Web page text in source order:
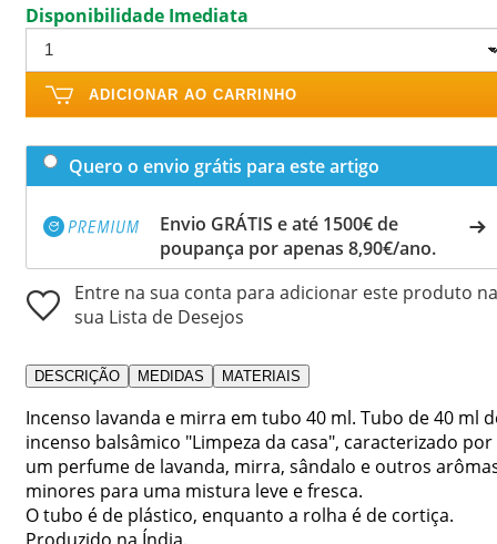
Disponibilidade Imediata
ADICIONAR AO CARRINHO
Quero o envio grátis para este artigo
Envio GRÁTIS e até 1500€ de
poupança por apenas 8,90€/ano.
Entre na sua conta para adicionar este produto na
sua Lista de Desejos
DESCRIÇÃO MEDIDAS MATERIAIS
Incenso lavanda e mirra em tubo 40 ml. Tubo de 40 ml
incenso balsâmico "Limpeza da casa", caracterizado por
um perfume de lavanda, mirra, sândalo e outros
minores para uma mistura leve e fresca.
O tubo é de plástico, enquanto a rolha é de cortiça.